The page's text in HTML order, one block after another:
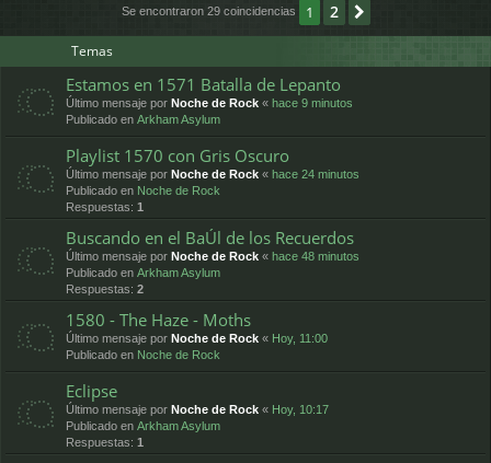
os
Se encontraron 29 coincidencias 1 2
Temas
Estamos en 1571 Batalla de Lepanto
Último mensaje por Noche de Rock « hace 9 minutos
Publicado en Arkham Asylum
Playlist 1570 con Gris Oscuro
Último mensaje por Noche de Rock « hace 24 minutos
Publicado en Noche de Rock
Respuestas: 1
Buscando en el BaÚl de los Recuerdos
Último mensaje por Noche de Rock « hace 48 minutos
Publicado en Arkham Asylum
Respuestas: 2
1580 - The Haze - Moths
Último mensaje por Noche de Rock « Hoy, 11:00
Publicado en Noche de Rock
Eclipse
Último mensaje por Noche de Rock « Hoy, 10:17
Publicado en Arkham Asylum
Respuestas: 1